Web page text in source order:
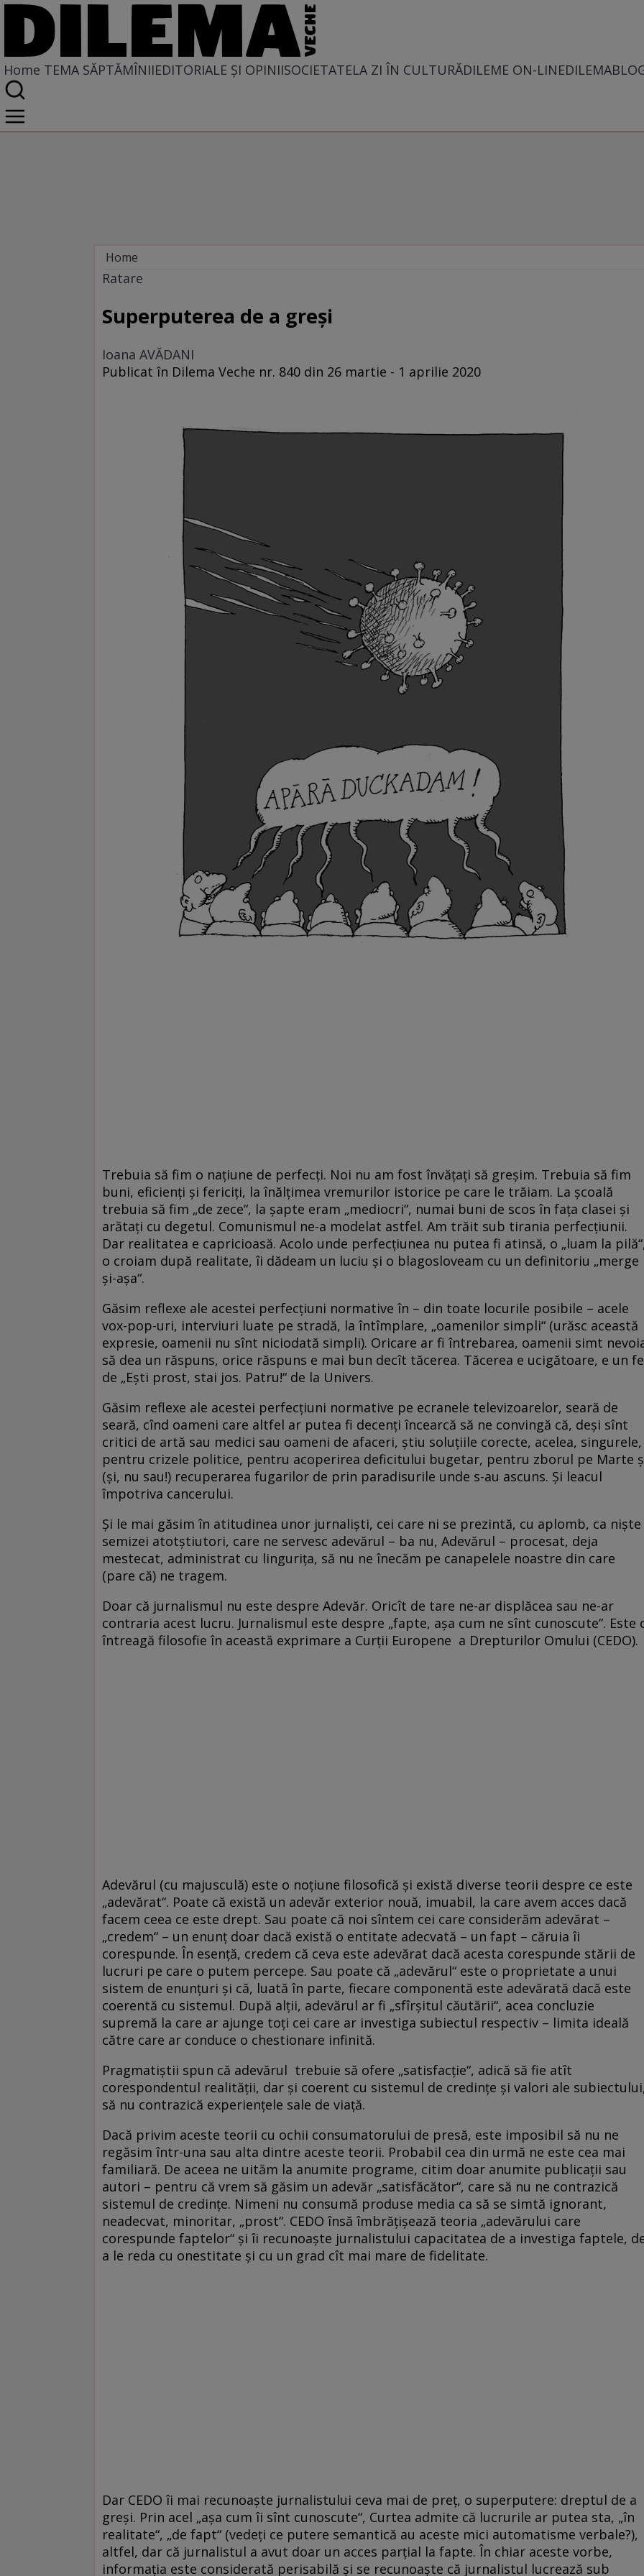
Home TEMA SĂPTĂMÎNIIEDITORIALE ȘI OPINIISOCIETATELA ZI ÎN CULTURĂDILEME ON-LINE
Home
Tema săptămînii
Ratare
Superputerea de a greși
Ioana AVĂDANI
Publicat în Dilema Veche nr. 840 din 26 martie - 1 aprilie 2020
Trebuia să fim o națiune de perfecți. Noi nu am fost învățați să greșim. Trebuia să fim
buni, eficienți și fericiți, la înălțimea vremurilor istorice pe care le trăiam. La școală
trebuia să fim „de zece“, la șapte eram „mediocri“, numai buni de scos în fața clasei și
arătați cu degetul. Comunismul ne-a modelat astfel. Am trăit sub tirania perfecțiunii.
Dar realitatea e capricioasă. Acolo unde perfecțiunea nu putea fi atinsă, o „luam la
o croiam după realitate, îi dădeam un luciu și o blagosloveam cu un definitoriu „merge
și-așa“.
Găsim reflexe ale acestei perfecțiuni normative în – din toate locurile posibile – acele
vox-pop-uri, interviuri luate pe stradă, la întîmplare, „oamenilor simpli“ (urăsc această
expresie, oamenii nu sînt niciodată simpli). Oricare ar fi întrebarea, oamenii simt
să dea un răspuns, orice răspuns e mai bun decît tăcerea. Tăcerea e ucigătoare, e un
de „Ești prost, stai jos. Patru!“ de la Univers.
Găsim reflexe ale acestei perfecțiuni normative pe ecranele televizoarelor, seară de
seară, cînd oameni care altfel ar putea fi decenți încearcă să ne convingă că, deși sînt
critici de artă sau medici sau oameni de afaceri, știu soluțiile corecte, acelea, singurele,
pentru crizele politice, pentru acoperirea deficitului bugetar, pentru zborul pe Marte
(și, nu sau!) recuperarea fugarilor de prin paradisurile unde s-au ascuns. Și leacul
împotriva cancerului.
Și le mai găsim în atitudinea unor jurnaliști, cei care ni se prezintă, cu aplomb, ca niște
semizei atotștiutori, care ne servesc adevărul – ba nu, Adevărul – procesat, deja
mestecat, administrat cu lingurița, să nu ne înecăm pe canapelele noastre din care
(pare că) ne tragem.
Doar că jurnalismul nu este despre Adevăr. Oricît de tare ne-ar displăcea sau ne-ar
contraria acest lucru. Jurnalismul este despre „fapte, așa cum ne sînt cunoscute“. Este
întreagă filosofie în această exprimare a Curții Europene a Drepturilor Omului (CEDO).
Adevărul (cu majusculă) este o noțiune filosofică și există diverse teorii despre ce este
„adevărat“. Poate că există un adevăr exterior nouă, imuabil, la care avem acces dacă
facem ceea ce este drept. Sau poate că noi sîntem cei care considerăm adevărat –
„credem“ – un enunț doar dacă există o entitate adecvată – un fapt – căruia îi
corespunde. În esență, credem că ceva este adevărat dacă acesta corespunde stării de
lucruri pe care o putem percepe. Sau poate că „adevărul“ este o proprietate a unui
sistem de enunțuri și că, luată în parte, fiecare componentă este adevărată dacă este
coerentă cu sistemul. După alții, adevărul ar fi „sfîrșitul căutării“, acea concluzie
supremă la care ar ajunge toți cei care ar investiga subiectul respectiv – limita ideală
către care ar conduce o chestionare infinită.
Pragmatiștii spun că adevărul trebuie să ofere „satisfacție“, adică să fie atît
corespondentul realității, dar și coerent cu sistemul de credințe și valori ale
să nu contrazică experiențele sale de viață.
Dacă privim aceste teorii cu ochii consumatorului de presă, este imposibil să nu ne
regăsim într-una sau alta dintre aceste teorii. Probabil cea din urmă ne este cea mai
familiară. De aceea ne uităm la anumite programe, citim doar anumite publicații sau
autori – pentru că vrem să găsim un adevăr „satisfăcător“, care să nu ne contrazică
sistemul de credințe. Nimeni nu consumă produse media ca să se simtă ignorant,
neadecvat, minoritar, „prost“. CEDO însă îmbrățișează teoria „adevărului care
corespunde faptelor“ și îi recunoaște jurnalistului capacitatea de a investiga faptele,
a le reda cu onestitate și cu un grad cît mai mare de fidelitate.
Dar CEDO îi mai recunoaște jurnalistului ceva mai de preț, o superputere: dreptul de a
greși. Prin acel „așa cum îi sînt cunoscute“, Curtea admite că lucrurile ar putea sta, „în
realitate“, „de fapt“ (vedeți ce putere semantică au aceste mici automatisme verbale?),
altfel, dar că jurnalistul a avut doar un acces parțial la fapte. În chiar aceste vorbe,
informația este considerată perisabilă și se recunoaște că jurnalistul lucrează sub